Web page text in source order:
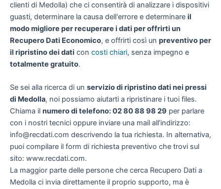
clienti di Medolla) che ci consentirà di analizzare i dispositivi
guasti, determinare la causa dell'errore e determinare il
modo migliore per recuperare i dati per offrirti un
Recupero Dati Economico, e offrirti così un preventivo per
il ripristino dei dati con costi chiari, senza impegno e
totalmente gratuito.
Se sei alla ricerca di un servizio di ripristino dati nei pressi
di Medolla, noi possiamo aiutarti a ripristinare i tuoi files.
Chiama il numero di telefono: 02 80 88 98 29 per parlare
con i nostri tecnici oppure inviare una mail all’indirizzo:
info@recdati.com descrivendo la tua richiesta. In alternativa,
puoi compilare il form di richiesta preventivo che trovi sul
sito: www.recdati.com.
La maggior parte delle persone che cerca Recupero Dati a
Medolla ci invia direttamente il proprio supporto, ma è